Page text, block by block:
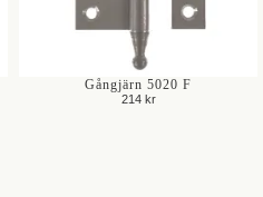
Gångjärn 5020 F
214 kr